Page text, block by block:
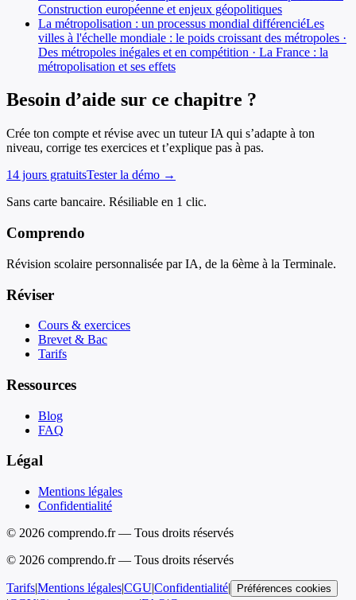
Construction européenne et enjeux géopolitiques
La métropolisation : un processus mondial différenciéLes
villes à l'échelle mondiale : le poids croissant des métropoles ·
Des métropoles inégales et en compétition · La France : la
métropolisation et ses effets
Besoin d’aide sur ce chapitre ?
Crée ton compte et révise avec un tuteur IA qui s’adapte à ton
niveau, corrige tes exercices et t’explique pas à pas.
14 jours gratuitsTester la démo →
Sans carte bancaire. Résiliable en 1 clic.
Comprendo
Révision scolaire personnalisée par IA, de la 6ème à la Terminale.
Réviser
Cours & exercices
Brevet & Bac
Tarifs
Ressources
Blog
FAQ
Légal
Mentions légales
Confidentialité
© 2026 comprendo.fr — Tous droits réservés
© 2026 comprendo.fr — Tous droits réservés
Tarifs|Mentions légales|CGU|Confidentialité| Préférences cookies